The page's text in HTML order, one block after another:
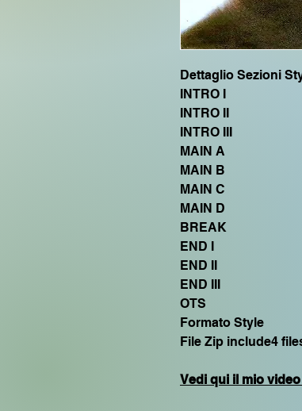
Dettaglio Sezioni
INTRO I
INTRO II
INTRO III
MAIN A
MAIN B
MAIN C
MAIN D
BREAK
END I
END II
END III
OTS
Formato Style
File Zip include4
Vedi qui il mio